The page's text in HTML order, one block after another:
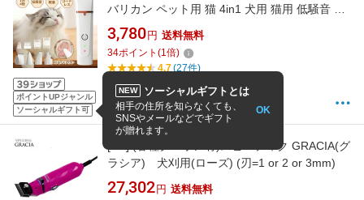
ポイントUPジャンル
ソーシャルギフト可
バリカン ペット用 猫 4in1 犬用 猫用 低騒音 軽
量 充電式 コードレス ペットトリマー ペット用
バリカン 犬 バリカン ペット 犬 猫 爪どき用 肉
球 足裏 水洗い可 耳裏 顔回り おしり 全身カッ
3,780 円 送料無料
34ポイント (1倍)
4.7(27件)
IMI life shop
[PR]
(各種クーポン有)スピーディク GRACIA(グ
ラシア) 犬刈用(ローズ) (刃=1 or 2 or 3mm)
27,302 円 送料無料
NEW ソーシャルギフトとは
相手の住所を知らなくても、
SNSやメールなどでギフト
が贈れます。
OK